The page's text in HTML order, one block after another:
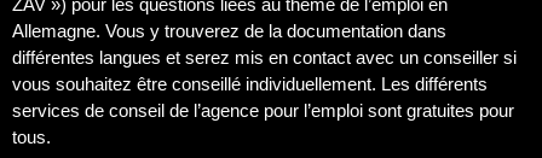
ZAV ») pour les questions liées au thème de l’emploi en
Allemagne. Vous y trouverez de la documentation dans
différentes langues et serez mis en contact avec un conseiller si
vous souhaitez être conseillé individuellement. Les différents
services de conseil de l’agence pour l’emploi sont gratuites pour
tous.